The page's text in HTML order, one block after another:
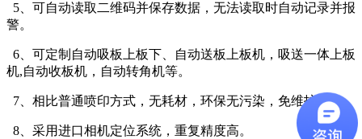
5、可自动读取二维码并保存数据，无法读取时自动记录并报
警。
6、可定制自动吸板上板下、自动送板上板机，吸送一体上板
机,自动收板机，自动转角机等。
7、相比普通喷印方式，无耗材，环保无污染，免维护。
8、采用进口相机定位系统，重复精度高。